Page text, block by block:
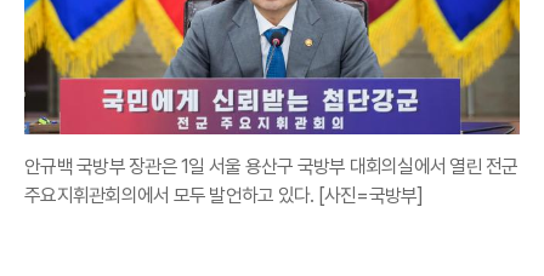
안규백 국방부 장관은 1일 서울 용산구 국방부 대회의실에서 열린 전군
주요지휘관회의에서 모두 발언하고 있다. [사진=국방부]